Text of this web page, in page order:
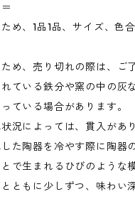
め、1品1品、サイズ、色
め、売り切れの際は、ご
れている鉄分や窯の中の灰
ている場合があります。
況によっては、貫入があ
た陶器を冷やす際に陶器
で生まれるひびのような
とともに少しずつ、味わい